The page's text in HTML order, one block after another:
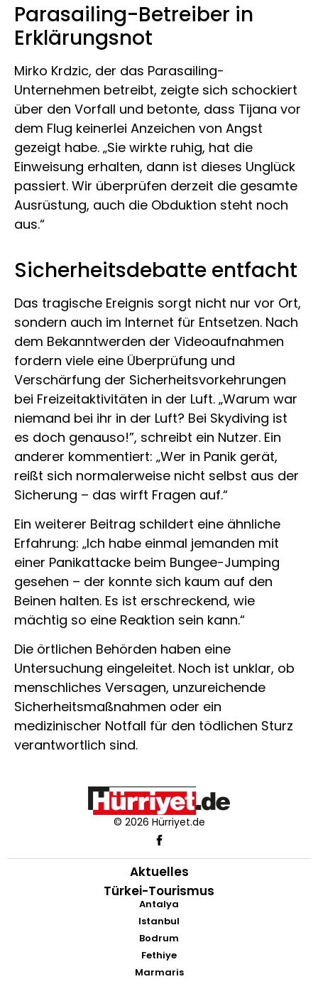
Parasailing-Betreiber in
Erklärungsnot
Mirko Krdzic, der das Parasailing-
Unternehmen betreibt, zeigte sich schockiert
über den Vorfall und betonte, dass Tijana vor
dem Flug keinerlei Anzeichen von Angst
gezeigt habe. „Sie wirkte ruhig, hat die
Einweisung erhalten, dann ist dieses Unglück
passiert. Wir überprüfen derzeit die gesamte
Ausrüstung, auch die Obduktion steht noch
aus.“
Sicherheitsdebatte entfacht
Das tragische Ereignis sorgt nicht nur vor Ort,
sondern auch im Internet für Entsetzen. Nach
dem Bekanntwerden der Videoaufnahmen
fordern viele eine Überprüfung und
Verschärfung der Sicherheitsvorkehrungen
bei Freizeitaktivitäten in der Luft. „Warum war
niemand bei ihr in der Luft? Bei Skydiving ist
es doch genauso!”, schreibt ein Nutzer. Ein
anderer kommentiert: „Wer in Panik gerät,
reißt sich normalerweise nicht selbst aus der
Sicherung – das wirft Fragen auf.“
Ein weiterer Beitrag schildert eine ähnliche
Erfahrung: „Ich habe einmal jemanden mit
einer Panikattacke beim Bungee-Jumping
gesehen – der konnte sich kaum auf den
Beinen halten. Es ist erschreckend, wie
mächtig so eine Reaktion sein kann.“
Die örtlichen Behörden haben eine
Untersuchung eingeleitet. Noch ist unklar, ob
menschliches Versagen, unzureichende
Sicherheitsmaßnahmen oder ein
medizinischer Notfall für den tödlichen Sturz
verantwortlich sind.
© 2026 Hürriyet.de
Aktuelles
Türkei-Tourismus
Antalya
Istanbul
Bodrum
Fethiye
Marmaris